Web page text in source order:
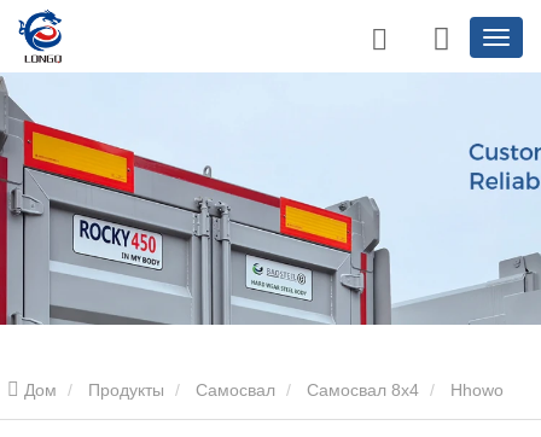
Дом Продукты Самосвал Самосвал 8x4